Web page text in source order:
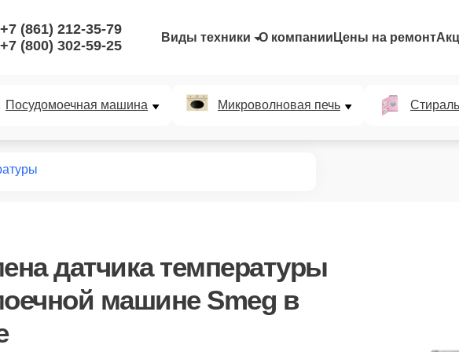
+7 (861) 212-35-79
+7 (800) 302-59-25
Виды техники О компании Цены на ремонт
Посудомоечная машина Микроволновая печь
датчика температуры
машине Smeg в